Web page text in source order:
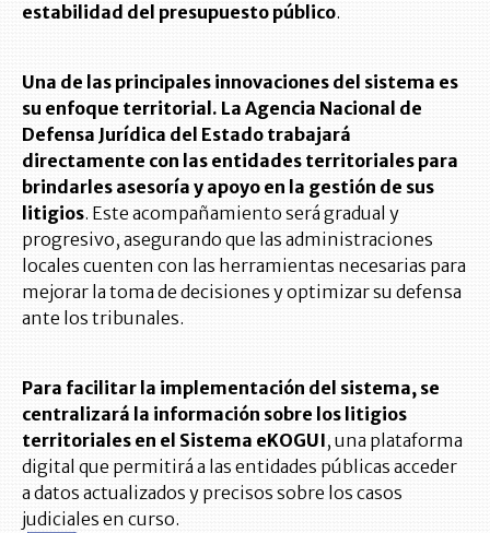
estabilidad del presupuesto público.
Una de las principales innovaciones del sistema es
su enfoque territorial. La Agencia Nacional de
Defensa Jurídica del Estado trabajará
directamente con las entidades territoriales para
brindarles asesoría y apoyo en la gestión de sus
litigios. Este acompañamiento será gradual y
progresivo, asegurando que las administraciones
locales cuenten con las herramientas necesarias para
mejorar la toma de decisiones y optimizar su defensa
ante los tribunales.
Para facilitar la implementación del sistema, se
centralizará la información sobre los litigios
territoriales en el Sistema eKOGUI, una plataforma
digital que permitirá a las entidades públicas acceder
a datos actualizados y precisos sobre los casos
judiciales en curso.